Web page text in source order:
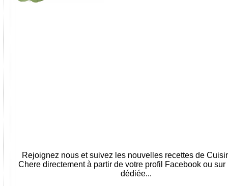
Rejoignez nous et suivez les nouvelles recettes de
Chere directement à partir de votre profil Facebook ou sur
dédiée...